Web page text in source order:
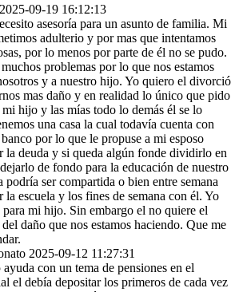
2025-09-19 16:12:13
asesoría para un asunto de familia. Mi
adulterio y por mas que intentamos
por lo menos por parte de él no se pudo.
problemas por lo que nos estamos
y a nuestro hijo. Yo quiero el divorció
mas daño y en realidad lo único que pido
mi hijo y las mías todo lo demás él se lo
una casa la cual todavía cuenta con
por lo que le propuse a mi esposo
la deuda y si queda algún fonde dividirlo en
de fondo para la educación de nuestro
ser compartida o bien entre semana
la escuela y los fines de semana con él. Yo
mi hijo. Sin embargo el no quiere el
daño que nos estamos haciendo. Que me
2025-09-12 11:27:31
con un tema de pensiones en el
el debía depositar los primeros de cada vez